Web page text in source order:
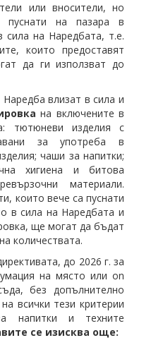
или вносители, но
пуснати на пазара в
сила на Наредбата, т.е.
които предоставят
да ги използват до
влизат в сила и
на включените в
тютюневи изделия с
за употреба в
чаши за напитки;
хигиена и битова
материали.
които вече са пуснати
в сила на Наредбата и
ще могат да бъдат
количествата.
до 2026 г. за
на място или on
без допълнително
всички тези критерии
напитки и техните
се изисква още: